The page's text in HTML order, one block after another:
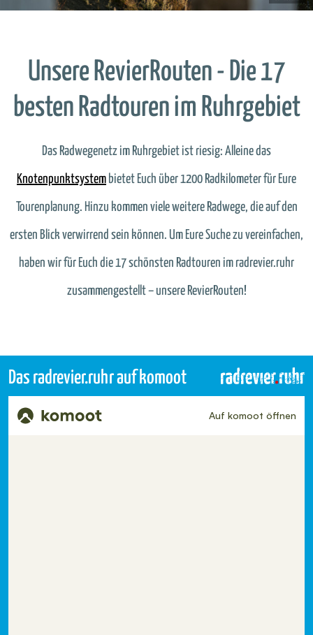
Unsere RevierRouten - Die 17
besten Radtouren im Ruhrgebiet
Das Radwegenetz im Ruhrgebiet ist riesig: Alleine das
Knotenpunktsystem bietet Euch über 1200 Radkilometer für Eure
Tourenplanung. Hinzu kommen viele weitere Radwege, die auf den
ersten Blick verwirrend sein können. Um Eure Suche zu vereinfachen,
haben wir für Euch die 17 schönsten Radtouren im radrevier.ruhr
zusammengestellt – unsere RevierRouten!
Das radrevier.ruhr auf komoot